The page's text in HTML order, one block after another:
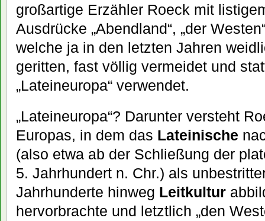
großartige Erzähler Roeck mit
Ausdrücke „Abendland“, „der
welche ja in den letzten Jahren
geritten, fast völlig vermeidet und
„Lateineuropa“ verwendet.
„Lateineuropa“? Darunter versteht
Europas, in dem das Lateinische
(also etwa ab der Schließung der
5. Jahrhundert n. Chr.) als
Jahrhunderte hinweg Leitkultur
hervorbrachte und letztlich „den